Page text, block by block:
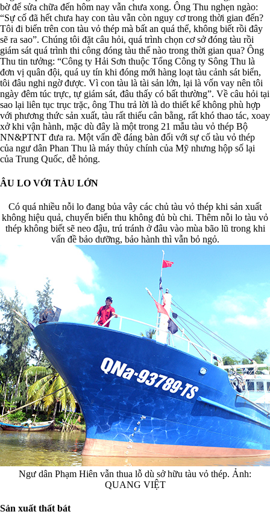
bờ để sửa chữa đến hôm nay vẫn chưa xong. Ông Thu nghẹn ngào:
“Sự cố đã hết chưa hay con tàu vẫn còn nguy cơ trong thời gian đến?
Tôi đi biển trên con tàu vỏ thép mà bất an quá thể, không biết rồi đây
sẽ ra sao”. Chúng tôi đặt câu hỏi, quá trình chọn cơ sở đóng tàu rồi
giám sát quá trình thi công đóng tàu thế nào trong thời gian qua? Ông
Thu tin tưởng: “Công ty Hải Sơn thuộc Tổng Công ty Sông Thu là
đơn vị quân đội, quá uy tín khi đóng mới hàng loạt tàu cảnh sát biển,
tôi đâu nghi ngờ được. Vì con tàu là tài sản lớn, lại là vốn vay nên tôi
ngày đêm túc trực, tự giám sát, đâu thấy có bất thường”. Về câu hỏi tại
sao lại liên tục trục trặc, ông Thu trả lời là do thiết kế không phù hợp
với phương thức sản xuất, tàu rất thiếu cân bằng, rất khó thao tác, xoay
xở khi vận hành, mặc dù đây là một trong 21 mẫu tàu vỏ thép Bộ
NN&PTNT đưa ra. Một vấn đề đáng bàn đối với sự cố tàu vỏ thép
của ngư dân Phan Thu là máy thủy chính của Mỹ nhưng hộp số lại
của Trung Quốc, dễ hỏng.
ÂU LO VỚI TÀU LỚN
Có quá nhiều nỗi lo đang bủa vây các chủ tàu vỏ thép khi sản xuất
không hiệu quả, chuyến biển thu không đủ bù chi. Thêm nỗi lo tàu vỏ
thép không biết sẽ neo đậu, trú tránh ở đâu vào mùa bão lũ trong khi
vấn đề bảo dưỡng, bảo hành thì vẫn bỏ ngỏ.
Ngư dân Phạm Hiên vẫn thua lỗ dù sở hữu tàu vỏ thép. Ảnh:
QUANG VIỆT
Sản xuất thất bát